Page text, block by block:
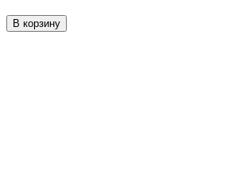
В корзину